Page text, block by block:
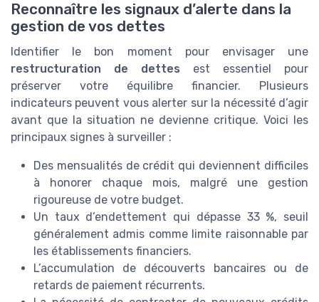
Reconnaître les signaux d’alerte dans la
gestion de vos dettes
Identifier le bon moment pour envisager une
restructuration de dettes est essentiel pour
préserver votre équilibre financier. Plusieurs
indicateurs peuvent vous alerter sur la nécessité d’agir
avant que la situation ne devienne critique. Voici les
principaux signes à surveiller :
Des mensualités de crédit qui deviennent difficiles
à honorer chaque mois, malgré une gestion
rigoureuse de votre budget.
Un taux d’endettement qui dépasse 33 %, seuil
généralement admis comme limite raisonnable par
les établissements financiers.
L’accumulation de découverts bancaires ou de
retards de paiement récurrents.